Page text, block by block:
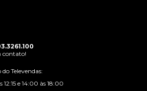
contato!
Televendas:
12:15 e 14:00 às 18:00